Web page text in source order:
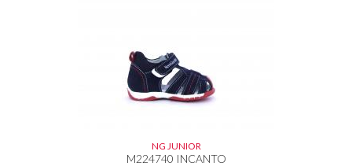
NG JUNIOR
M224740 INCANTO